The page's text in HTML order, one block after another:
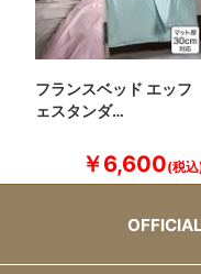
フランスベッド エッフ
ェスタンダ…
￥6,600